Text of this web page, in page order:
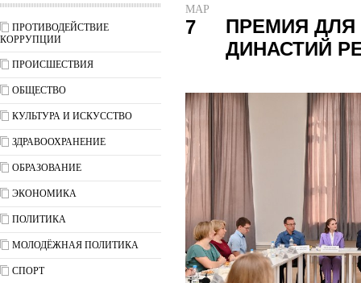
ПРОТИВОДЕЙСТВИЕ
КОРРУПЦИИ
ПРОИСШЕСТВИЯ
ОБЩЕСТВО
КУЛЬТУРА И ИСКУССТВО
ЗДРАВООХРАНЕНИЕ
ОБРАЗОВАНИЕ
ЭКОНОМИКА
ПОЛИТИКА
МОЛОДЁЖНАЯ ПОЛИТИКА
СПОРТ
МАР
7
ПРЕМИЯ
ДИНАСТИЙ